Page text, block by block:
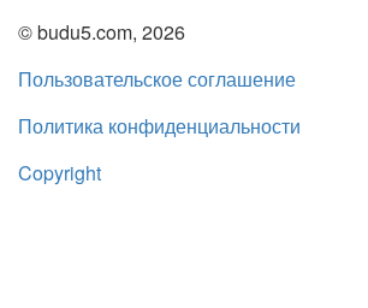
© budu5.com, 2026
Пользовательское соглашение
Политика конфиденциальности
Copyright